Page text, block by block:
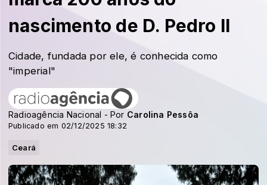
nascimento de D. Pedro II
Cidade, fundada por ele, é conhecida como
"imperial"
Radioagência Nacional - Por Carolina Pessôa
Publicado em 02/12/2025 18:32
Ceará